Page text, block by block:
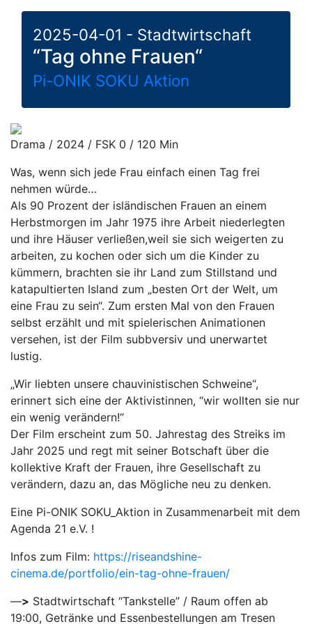
2025-04-01 - Stadtwirtschaft
“Tag ohne Frauen“
Pi-ONIK SOKU Aktion
Drama / 2024 / FSK 0 / 120 Min
Was, wenn sich jede Frau einfach einen Tag frei
nehmen würde…
Als 90 Prozent der isländischen Frauen an einem
Herbstmorgen im Jahr 1975 ihre Arbeit niederlegten
und ihre Häuser verließen,weil sie sich weigerten zu
arbeiten, zu kochen oder sich um die Kinder zu
kümmern, brachten sie ihr Land zum Stillstand und
katapultierten Island zum „besten Ort der Welt, um
eine Frau zu sein“. Zum ersten Mal von den Frauen
selbst erzählt und mit spielerischen Animationen
versehen, ist der Film subbversiv und unerwartet
lustig.
„Wir liebten unsere chauvinistischen Schweine“,
erinnert sich eine der Aktivistinnen, “wir wollten sie nur
ein wenig verändern!“
Der Film erscheint zum 50. Jahrestag des Streiks im
Jahr 2025 und regt mit seiner Botschaft über die
kollektive Kraft der Frauen, ihre Gesellschaft zu
verändern, dazu an, das Mögliche neu zu denken.
Eine Pi-ONIK SOKU_Aktion in Zusammenarbeit mit dem
Agenda 21 e.V. !
Infos zum Film: https://riseandshine-
cinema.de/portfolio/ein-tag-ohne-frauen/
—> Stadtwirtschaft “Tankstelle” / Raum offen ab
19:00, Getränke und Essenbestellungen am Tresen